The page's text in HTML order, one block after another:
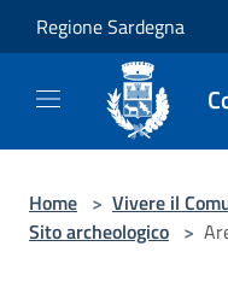
Salta al contenuto principale
Regione Sardegna
Home > Vivere il
Sito archeologico >